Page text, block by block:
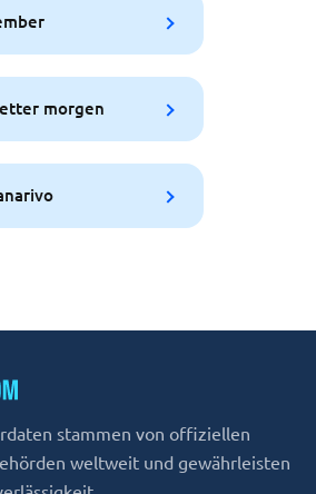
morgen
stammen von offiziellen
weltweit und gewährleisten